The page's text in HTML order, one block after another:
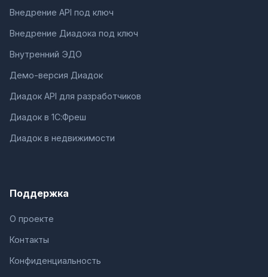
Внедрение API под ключ
Внедрение Диадока под ключ
Внутренний ЭДО
Демо-версия Диадок
Диадок API для разработчиков
Диадок в 1С:Фреш
Диадок в недвижимости
Поддержка
О проекте
Контакты
Конфиденциальность